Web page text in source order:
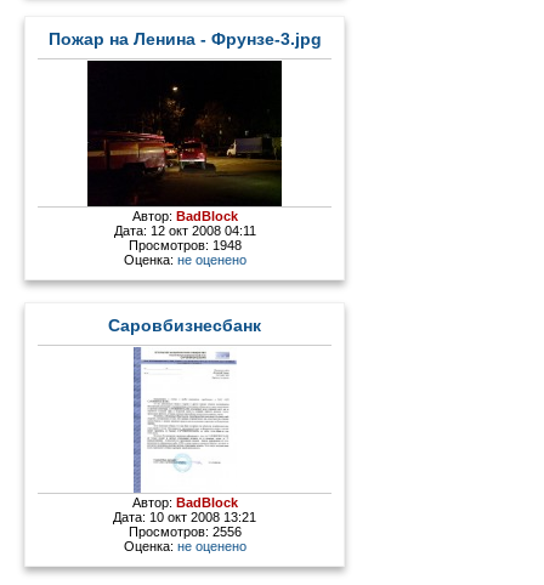
Пожар на Ленина - Фрунзе-3.jpg
Автор: BadBlock
Дата: 12 окт 2008 04:11
Просмотров: 1948
Оценка: не оценено
Саровбизнесбанк
Автор: BadBlock
Дата: 10 окт 2008 13:21
Просмотров: 2556
Оценка: не оценено